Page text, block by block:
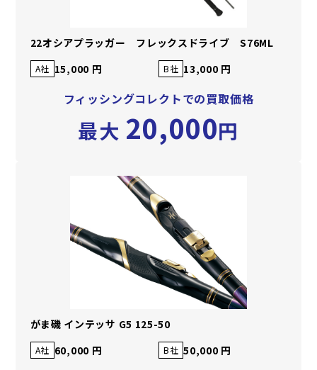
22オシアプラッガー フレックスドライブ S76ML
A社 15,000 円 B社 13,000 円
フィッシングコレクトでの買取価格
最大 20,000円
がま磯 インテッサ G5 125-50
A社 60,000 円 B社 50,000 円